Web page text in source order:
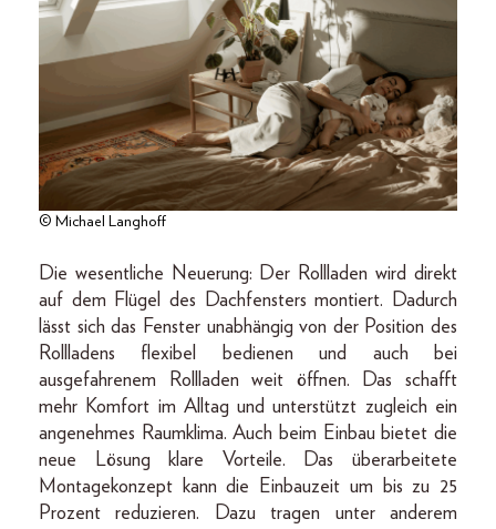
© Michael Langhoff
Die wesentliche Neuerung: Der Rollladen wird direkt
auf dem Flügel des Dachfensters montiert. Dadurch
lässt sich das Fenster unabhängig von der Position des
Rollladens flexibel bedienen und auch bei
ausgefahrenem Rollladen weit öffnen. Das schafft
mehr Komfort im Alltag und unterstützt zugleich ein
angenehmes Raumklima. Auch beim Einbau bietet die
neue Lösung klare Vorteile. Das überarbeitete
Montagekonzept kann die Einbauzeit um bis zu 25
Prozent reduzieren. Dazu tragen unter anderem